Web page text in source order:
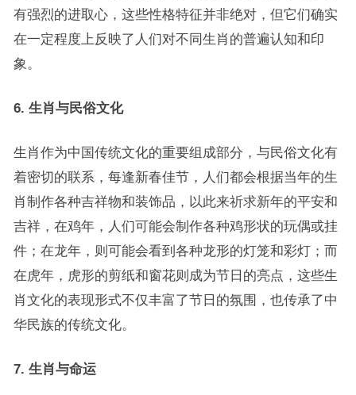
有强烈的进取心，这些性格特征并非绝对，但它们确实
在一定程度上反映了人们对不同生肖的普遍认知和印
象。
6. 生肖与民俗文化
生肖作为中国传统文化的重要组成部分，与民俗文化有
着密切的联系，每逢新春佳节，人们都会根据当年的生
肖制作各种吉祥物和装饰品，以此来祈求新年的平安和
吉祥，在鸡年，人们可能会制作各种鸡形状的玩偶或挂
件；在龙年，则可能会看到各种龙形的灯笼和彩灯；而
在虎年，虎形的剪纸和窗花则成为节日的亮点，这些生
肖文化的表现形式不仅丰富了节日的氛围，也传承了中
华民族的传统文化。
7. 生肖与命运